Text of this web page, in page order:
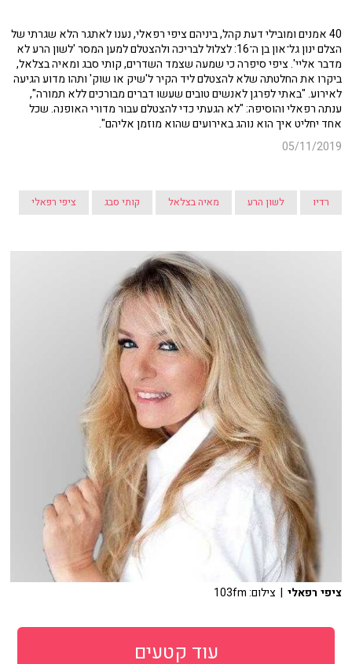
40 אמנים ומובילי דעת קהל, ביניהם ציפי רפאלי, נענו לאתגר הלא שגרתי של
הצלם ינון גל־און בן ה־16: לצלול לבריכה ולהצטלם למען המסר 'לשון הרע לא
מדבר אליי'. ציפי סיפרה כי שמעה שצמד השדרים, קותי סבג ומאיה בצלאל,
ביקרו את החלטתה שלא להצטלם ליד הקיר ל'שיק או שוק' ותהו מדוע הגיעה
לאירוע. "באתי לפרגן לאנשים טובים שעשו דברים מבורכים ללא תמורה",
ענתה רפאלי והוסיפה: "לא הגעתי כדי להצטלם עבור מדורי האופנה. שכל
אחד יחליט איך הוא נוהג באירועים שהוא מוזמן אליהם".
05/11/2019
רדיו לשון הרע מאיה בצלאל קותי סבג ציפי רפאלי
ציפי רפאלי | צילום: 103fm
עוד קטעים